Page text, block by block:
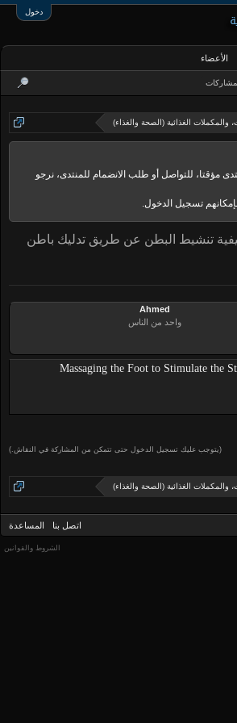
دخول
والمكملات الغذائية (الصحة والغذاء)
مؤقتا، للتواصل أو طلب الانضمام للمنتدى، نرجو
تسجيل الدخول.
تنشيط البطن عن طريق تدليك باطن
Ahmed
واحد من الناس
Massaging the Foot to Stimulate the
(يتوجب عليك تسجيل الدخول حتى تتمكن من المشاركة في النقاش.)
والمكملات الغذائية (الصحة والغذاء)
الأعضاء
اتصل بنا المساعدة
الشروط والقوانين